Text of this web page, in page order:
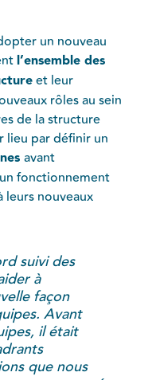
un nouveau
l’ensemble des
et leur
rôles au sein
de la structure
lieu par définir un
avant
fonctionnement
nouveaux
suivi des
à
façon
Avant
il était
que nous